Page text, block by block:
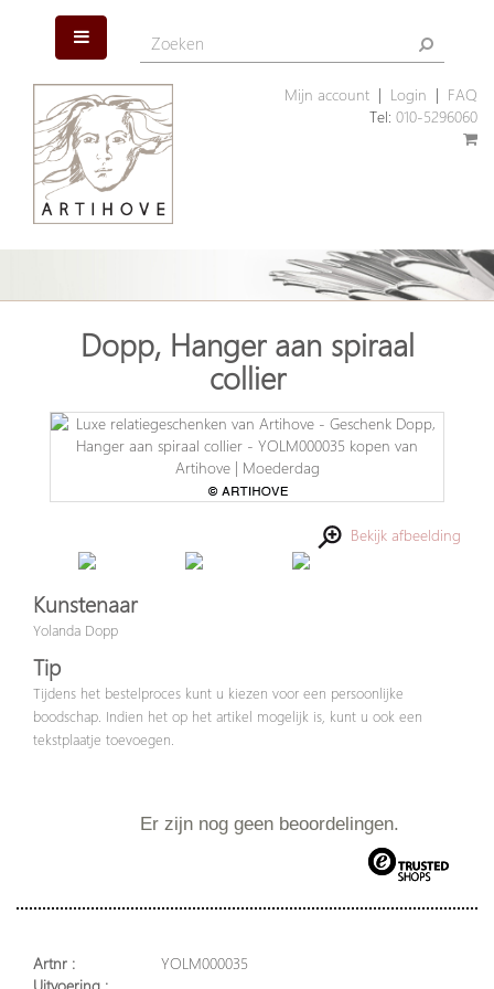
Mijn account| Login
FAQ
Tel: 010-5296060
Dopp, Hanger aan spiraal
collier
Bekijk afbeelding
Kunstenaar
Yolanda Dopp
Tip
Tijdens het bestelproces kunt u kiezen voor een persoonlijke
boodschap. Indien het op het artikel mogelijk is, kunt u ook een
tekstplaatje toevoegen.
Er zijn nog geen beoordelingen.
Artnr :
YOLM000035
Uitvoering :